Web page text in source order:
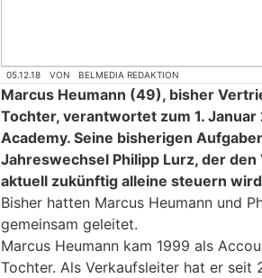
05.12.18 VON BELMEDIA REDAKTION
Marcus Heumann (49), bisher
Tochter, verantwortet zum 1.
Academy. Seine bisherigen
Jahreswechsel Philipp Lurz, der
aktuell zukünftig alleine steuern
Bisher hatten Marcus Heumann und
gemeinsam geleitet.
Marcus Heumann kam 1999 als
Tochter. Als Verkaufsleiter hat er seit